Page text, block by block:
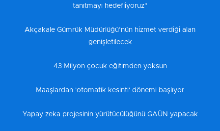
tanıtmayı hedefliyoruz"
Akçakale Gümrük Müdürlüğü’nün hizmet verdiği alan
genişletilecek
43 Milyon çocuk eğitimden yoksun
Maaşlardan 'otomatik kesinti' dönemi başlıyor
Yapay zeka projesinin yürütücülüğünü GAÜN yapacak